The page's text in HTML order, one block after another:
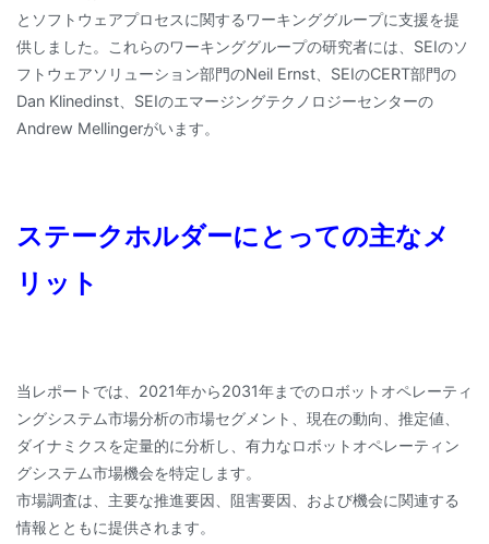
とソフトウェアプロセスに関するワーキンググループに支援を提
供しました。これらのワーキンググループの研究者には、SEIのソ
フトウェアソリューション部門のNeil Ernst、SEIのCERT部門の
Dan Klinedinst、SEIのエマージングテクノロジーセンターの
Andrew Mellingerがいます。
ステークホルダーにとっての主なメ
リット
当レポートでは、2021年から2031年までのロボットオペレーティ
ングシステム市場分析の市場セグメント、現在の動向、推定値、
ダイナミクスを定量的に分析し、有力なロボットオペレーティン
グシステム市場機会を特定します。
市場調査は、主要な推進要因、阻害要因、および機会に関連する
情報とともに提供されます。